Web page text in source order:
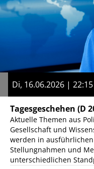
Di, 16.06.2026 |
Tagesgeschehen (D
Aktuelle Themen aus
Gesellschaft und
werden in
Stellungnahmen und
unterschiedlichen